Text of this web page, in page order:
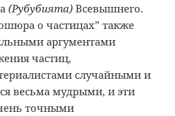
(Рубубията) Всевышнего.
о частицах” также
аргументами
частиц,
случайными и
весьма мудрыми, и эти
точными